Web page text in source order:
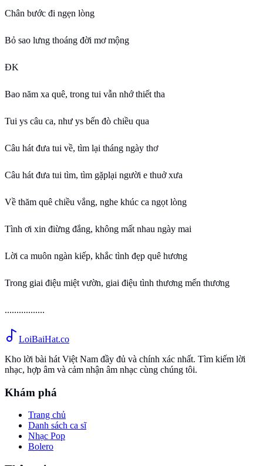
Chân bước đi ngẹn lòng
Bỏ sao lưng thoáng đời mơ mộng
ĐK
Bao năm xa quê, trong tui vẫn nhớ thiết tha
Tui ys câu ca, như ys bến đò chiều qua
Câu hát đưa tui về, tìm lại tháng ngày thơ
Câu hát đưa tui tìm, tìm gặplại người e thuở xưa
Về thăm quê chiều vắng, nghe khúc ca ngọt lòng
Tình ơi xin điừng đắng, không mất nhau ngày mai
Lời ca muôn ngàn kiếp, khắc tình đẹp quê hương
Trong giai điệu miệt vườn, giai điệu tình thương mến thương
.................
LoiBaiHat.co
Kho lời bài hát Việt Nam đầy đủ và chính xác nhất. Tìm kiếm lời
nhạc, hợp âm và cảm nhận âm nhạc cùng chúng tôi.
Khám phá
Trang chủ
Danh sách ca sĩ
Nhạc Pop
Bolero